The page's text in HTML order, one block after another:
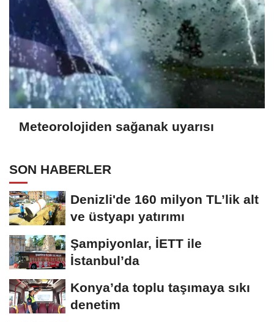
Meteorolojiden sağanak uyarısı
SON HABERLER
Denizli'de 160 milyon TL’lik alt
ve üstyapı yatırımı
Şampiyonlar, İETT ile
İstanbul’da
Konya’da toplu taşımaya sıkı
denetim